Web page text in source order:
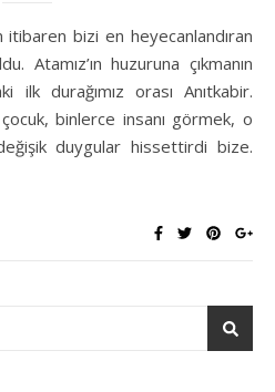
Atamız’ın huzuruna çıkmanın
ilk durağımız orası Anıtkabir.
binlerce insanı görmek, o
duygular hissettirdi bize.